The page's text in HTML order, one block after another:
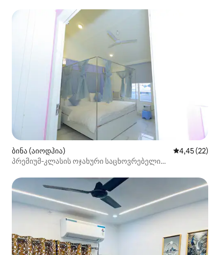
ბინა (აიოდჰია) საშუალო
4,45 (22)
პრემიუმ‑კლასის ოჯახური საცხოვრებელი
მახლობლად, აიოდიში